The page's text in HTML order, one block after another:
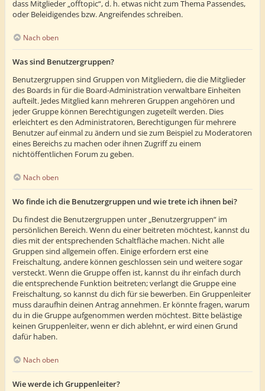
dass Mitglieder „offtopic“, d. h. etwas nicht zum Thema Passendes,
oder Beleidigendes bzw. Angreifendes schreiben.
Nach oben
Was sind Benutzergruppen?
Benutzergruppen sind Gruppen von Mitgliedern, die die Mitglieder
des Boards in für die Board-Administration verwaltbare Einheiten
aufteilt. Jedes Mitglied kann mehreren Gruppen angehören und
jeder Gruppe können Berechtigungen zugeteilt werden. Dies
erleichtert es den Administratoren, Berechtigungen für mehrere
Benutzer auf einmal zu ändern und sie zum Beispiel zu Moderatoren
eines Bereichs zu machen oder ihnen Zugriff zu einem
nichtöffentlichen Forum zu geben.
Nach oben
Wo finde ich die Benutzergruppen und wie trete ich ihnen bei?
Du findest die Benutzergruppen unter „Benutzergruppen“ im
persönlichen Bereich. Wenn du einer beitreten möchtest, kannst du
dies mit der entsprechenden Schaltfläche machen. Nicht alle
Gruppen sind allgemein offen. Einige erfordern erst eine
Freischaltung, andere können geschlossen sein und weitere sogar
versteckt. Wenn die Gruppe offen ist, kannst du ihr einfach durch
die entsprechende Funktion beitreten; verlangt die Gruppe eine
Freischaltung, so kannst du dich für sie bewerben. Ein Gruppenleiter
muss daraufhin deinen Antrag annehmen. Er könnte fragen, warum
du in die Gruppe aufgenommen werden möchtest. Bitte belästige
keinen Gruppenleiter, wenn er dich ablehnt, er wird einen Grund
dafür haben.
Nach oben
Wie werde ich Gruppenleiter?